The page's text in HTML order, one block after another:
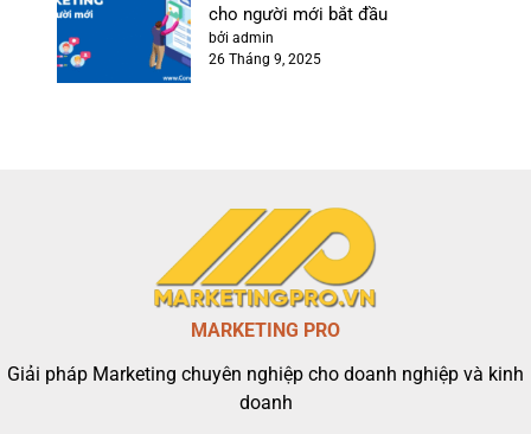
cho người mới bắt đầu
bởi admin
26 Tháng 9, 2025
MARKETING PRO
Giải pháp Marketing chuyên nghiệp cho doanh nghiệp và kinh
doanh